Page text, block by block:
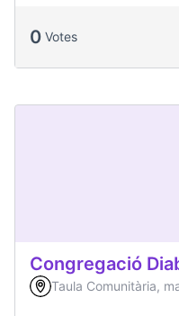
0 Votes
Congregació
Taula Comunitària,